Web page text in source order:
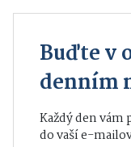
Buďte v
denním
Každý den
do vaší e-